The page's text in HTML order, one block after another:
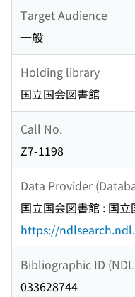
Target Audience
一般
Holding library
国立国会図書館
Call No.
Z7-1198
Data Provider
国立国会図書館 : 国
https://
Bibliographic ID
033628744